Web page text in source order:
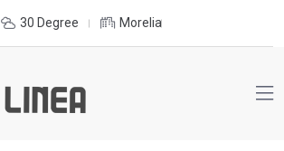
30 Degree Morelia